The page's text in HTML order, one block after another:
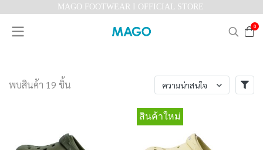
MAGO FOOTWEAR I OFFICIAL STORE
0
พบสินค้า 19 ชิ้น ความน่าสนใจ
สินค้าใหม่